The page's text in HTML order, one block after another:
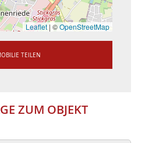
Leaflet | ©OpenStreetMap
TEILEN
ZUM OBJEKT